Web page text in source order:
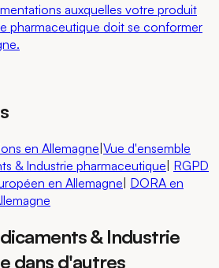
auxquelles votre produit
pharmaceutique doit se conformer
en Allemagne|Vue d'ensemble
& Industrie pharmaceutique| RGPD
en Allemagne| DORA en
& Industrie
dans d'autres